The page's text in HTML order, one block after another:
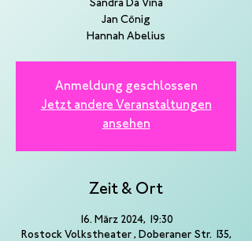
Sandra Da Vina
Jan Cönig
Hannah Abelius
Anmeldung geschlossen
Jetzt andere Veranstaltungen
ansehen
Zeit & Ort
16. März 2024, 19:30
Rostock Volkstheater , Doberaner Str. 135,